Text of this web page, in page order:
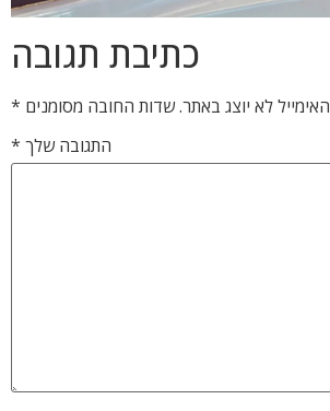
כתיבת תגובה
האימייל לא יוצג באתר.שדות החובה מסומנים *
התגובה שלך *